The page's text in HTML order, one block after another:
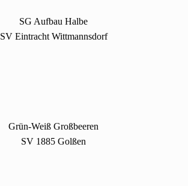
SG Aufbau Halbe
SV Eintracht Wittmannsdorf
Grün-Weiß Großbeeren
SV 1885 Golßen